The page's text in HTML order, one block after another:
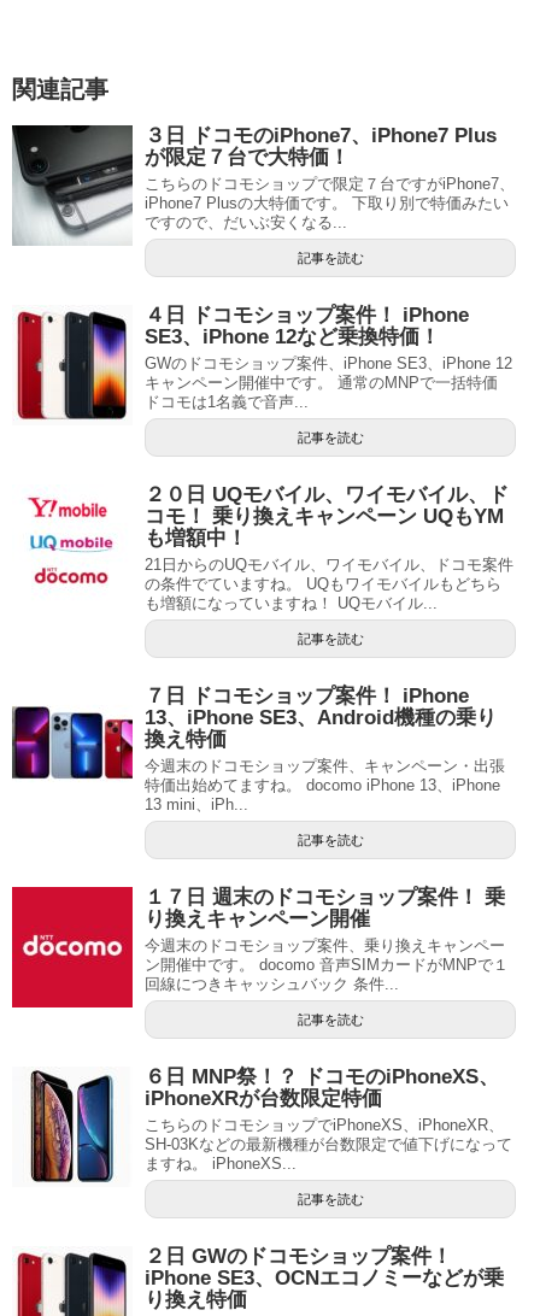
関連記事
３日 ドコモのiPhone7、iPhone7 Plus
が限定７台で大特価！
こちらのドコモショップで限定７台ですがiPhone7、
iPhone7 Plusの大特価です。 下取り別で特価みたい
ですので、だいぶ安くなる...
記事を読む
４日 ドコモショップ案件！ iPhone
SE3、iPhone 12など乗換特価！
GWのドコモショップ案件、iPhone SE3、iPhone 12
キャンペーン開催中です。 通常のMNPで一括特価
ドコモは1名義で音声...
記事を読む
２０日 UQモバイル、ワイモバイル、ド
コモ！ 乗り換えキャンペーン UQもYM
も増額中！
21日からのUQモバイル、ワイモバイル、ドコモ案件
の条件でていますね。 UQもワイモバイルもどちら
も増額になっていますね！ UQモバイル...
記事を読む
７日 ドコモショップ案件！ iPhone
13、iPhone SE3、Android機種の乗り
換え特価
今週末のドコモショップ案件、キャンペーン・出張
特価出始めてますね。 docomo iPhone 13、iPhone
13 mini、iPh...
記事を読む
１７日 週末のドコモショップ案件！ 乗
り換えキャンペーン開催
今週末のドコモショップ案件、乗り換えキャンペー
ン開催中です。 docomo 音声SIMカードがMNPで１
回線につきキャッシュバック 条件...
記事を読む
６日 MNP祭！？ ドコモのiPhoneXS、
iPhoneXRが台数限定特価
こちらのドコモショップでiPhoneXS、iPhoneXR、
SH-03Kなどの最新機種が台数限定で値下げになって
ますね。 iPhoneXS...
記事を読む
２日 GWのドコモショップ案件！
iPhone SE3、OCNエコノミーなどが乗
り換え特価